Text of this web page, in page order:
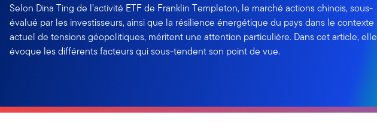
Selon Dina Ting de l’activité ETF de Franklin Templeton, le marché actions chinois, sous-
évalué par les investisseurs, ainsi que la résilience énergétique du pays dans le contexte
actuel de tensions géopolitiques, méritent une attention particulière. Dans cet article, elle
évoque les différents facteurs qui sous-tendent son point de vue.